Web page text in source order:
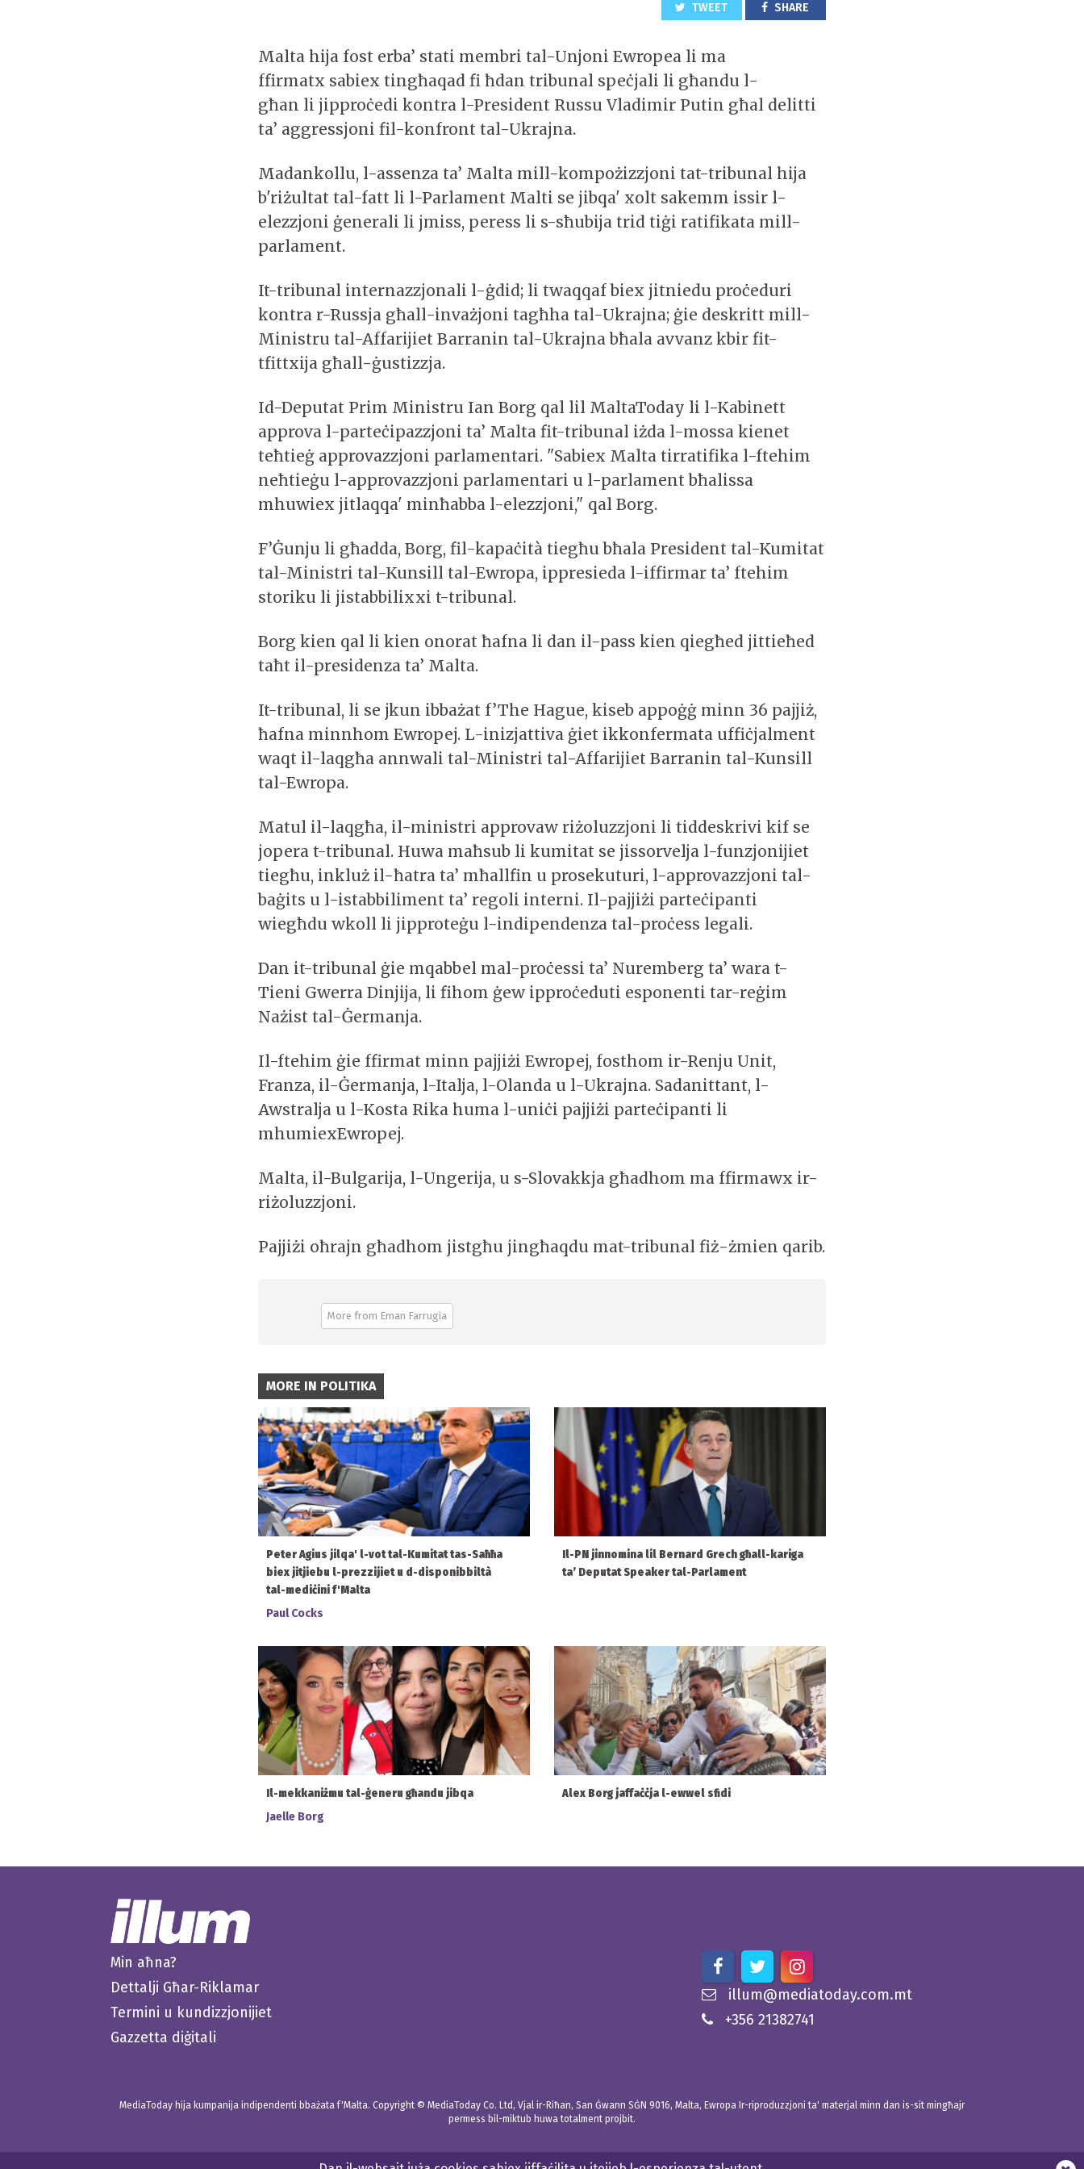
TWEET SHARE
Malta hija fost erba’ stati membri tal-Unjoni Ewropea li ma
ffirmatx sabiex tingħaqad fi ħdan tribunal speċjali li għandu l-
għan li jipproċedi kontra l-President Russu Vladimir Putin għal delitti
ta’ aggressjoni fil-konfront tal-Ukrajna.
Madankollu, l-assenza ta’ Malta mill-kompożizzjoni tat-tribunal hija
b'riżultat tal-fatt li l-Parlament Malti se jibqa' xolt sakemm issir l-
elezzjoni ġenerali li jmiss, peress li s-sħubija trid tiġi ratifikata mill-
parlament.
It-tribunal internazzjonali l-ġdid; li twaqqaf biex jitniedu proċeduri
kontra r-Russja għall-invażjoni tagħha tal-Ukrajna; ġie deskritt mill-
Ministru tal-Affarijiet Barranin tal-Ukrajna bħala avvanz kbir fit-
tfittxija għall-ġustizzja.
Id-Deputat Prim Ministru Ian Borg qal lil MaltaToday li l-Kabinett
approva l-parteċipazzjoni ta’ Malta fit-tribunal iżda l-mossa kienet
teħtieġ approvazzjoni parlamentari. "Sabiex Malta tirratifika l-ftehim
neħtieġu l-approvazzjoni parlamentari u l-parlament bħalissa
mhuwiex jitlaqqa' minħabba l-elezzjoni," qal Borg.
F’Ġunju li għadda, Borg, fil-kapaċità tiegħu bħala President tal-Kumitat
tal-Ministri tal-Kunsill tal-Ewropa, ippresieda l-iffirmar ta’ ftehim
storiku li jistabbilixxi t-tribunal.
Borg kien qal li kien onorat ħafna li dan il-pass kien qiegħed jittieħed
taħt il-presidenza ta’ Malta.
It-tribunal, li se jkun ibbażat f’The Hague, kiseb appoġġ minn 36 pajjiż,
ħafna minnhom Ewropej. L-inizjattiva ġiet ikkonfermata uffiċjalment
waqt il-laqgħa annwali tal-Ministri tal-Affarijiet Barranin tal-Kunsill
tal-Ewropa.
Matul il-laqgħa, il-ministri approvaw riżoluzzjoni li tiddeskrivi kif se
jopera t-tribunal. Huwa maħsub li kumitat se jissorvelja l-funzjonijiet
tiegħu, inkluż il-ħatra ta’ mħallfin u prosekuturi, l-approvazzjoni tal-
baġits u l-istabbiliment ta’ regoli interni. Il-pajjiżi parteċipanti
wiegħdu wkoll li jipproteġu l-indipendenza tal-proċess legali.
Dan it-tribunal ġie mqabbel mal-proċessi ta’ Nuremberg ta’ wara t-
Tieni Gwerra Dinjija, li fihom ġew ipproċeduti esponenti tar-reġim
Nażist tal-Ġermanja.
Il-ftehim ġie ffirmat minn pajjiżi Ewropej, fosthom ir-Renju Unit,
Franza, il-Ġermanja, l-Italja, l-Olanda u l-Ukrajna. Sadanittant, l-
Awstralja u l-Kosta Rika huma l-uniċi pajjiżi parteċipanti li
mhumiexEwropej.
Malta, il-Bulgarija, l-Ungerija, u s-Slovakkja għadhom ma ffirmawx ir-
riżoluzzjoni.
Pajjiżi oħrajn għadhom jistgħu jingħaqdu mat-tribunal fiż-żmien qarib.
More from Eman Farrugia
MORE IN POLITIKA
Peter Agius jilqa' l-vot tal-Kumitat tas-Saħħa
biex jitjiebu l-prezzijiet u d-disponibbiltà
tal-mediċini f'Malta
Paul Cocks
Il-PN jinnomina lil Bernard Grech għall-kariga
ta’ Deputat Speaker tal-Parlament
Il-mekkaniżmu tal-ġeneru għandu jibqa
Jaelle Borg
Alex Borg jaffaċċja l-ewwel sfidi
Min aħna?
Dettalji Għar-Riklamar
Termini u kundizzjonijiet
Gazzetta diġitali
illum@mediatoday.com.mt
+356 21382741
MediaToday hija kumpanija indipendenti bbażata f'Malta. Copyright © MediaToday Co. Ltd, Vjal ir-Riħan, San Ġwann SĠN 9016, Malta, Ewropa Ir-riproduzzjoni ta' materjal minn dan is-sit mingħajr
permess bil-miktub huwa totalment projbit.